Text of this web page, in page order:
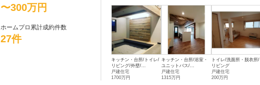
〜300万円
ホームプロ累計成約件数
27件
キッチン・台所/トイレ/
リビング/外壁/...
戸建住宅
1700万円
キッチン・台所/浴室・
ユニットバス/...
戸建住宅
1315万円
トイレ/洗面所・脱衣所/
リビング
戸建住宅
200万円